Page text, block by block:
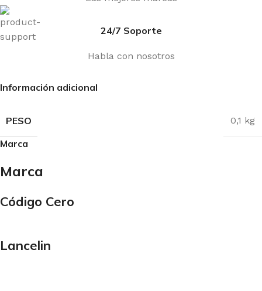
24/7 Soporte
Habla con nosotros
Información adicional
PESO 0,1 kg
Marca
Marca
Código Cero
Lancelin